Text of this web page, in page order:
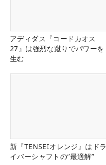
アディダス『コードカオス
27』は強烈な蹴りでパワーを
生む
新『TENSEIオレンジ』はドラ
イバーシャフトの“最適解”